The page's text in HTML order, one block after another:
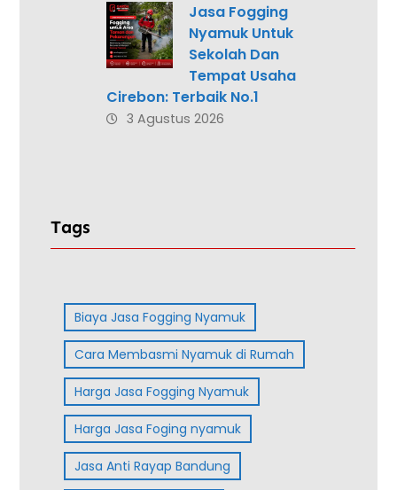
Jasa Fogging
Nyamuk Untuk
Sekolah Dan
Tempat Usaha
Cirebon: Terbaik No.1
3 Agustus 2026
Tags
Biaya Jasa Fogging Nyamuk
Cara Membasmi Nyamuk di Rumah
Harga Jasa Fogging Nyamuk
Harga Jasa Foging nyamuk
Jasa Anti Rayap Bandung